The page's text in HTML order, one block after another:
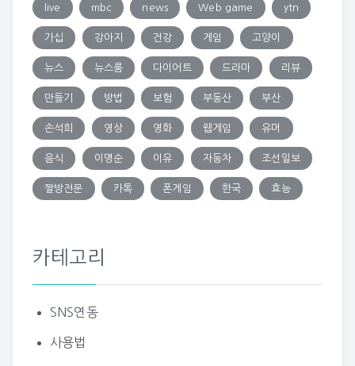
live mbc news Web game ytn
가십 강아지 건강 게임 고양이
뉴스 뉴스룸 다이어트 드라마 리뷰
만들기 방법 보험 부동산 부산
손석희 영상 영화 웹게임 유머
음식 이명순 이유 자동차 조선일보
짤방전문 카톡 폰게임 한국 효능
카테고리
SNS연동
사용법